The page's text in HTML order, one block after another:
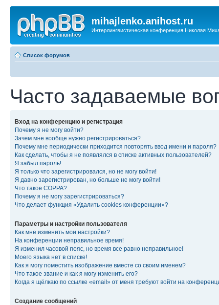
mihajlenko.anihost.ru
Интерлингвистическая конференция Николая
Список форумов
Часто задаваемые
Вход на конференцию и регистрация
Почему я не могу войти?
Зачем мне вообще нужно регистрироваться?
Почему мне периодически приходится повторять ввод имени и пароля?
Как сделать, чтобы я не появлялся в списке активных пользователей?
Я забыл пароль!
Я только что зарегистрировался, но не могу войти!
Я давно зарегистрирован, но больше не могу войти!
Что такое COPPA?
Почему я не могу зарегистрироваться?
Что делает функция «Удалить cookies конференции»?
Параметры и настройки пользователя
Как мне изменить мои настройки?
На конференции неправильное время!
Я изменил часовой пояс, но время все равно неправильное!
Моего языка нет в списке!
Как я могу поместить изображение вместе со своим именем?
Что такое звание и как я могу изменить его?
Когда я щёлкаю по ссылке «email» от меня требуют войти на
Создание сообщений